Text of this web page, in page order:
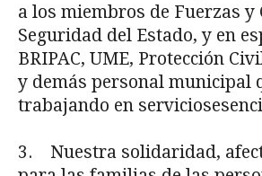
a los miembros de Fuerzas y
Seguridad del Estado, y en
BRIPAC, UME, Protección
y demás personal municipal
trabajando en
3. Nuestra solidaridad,